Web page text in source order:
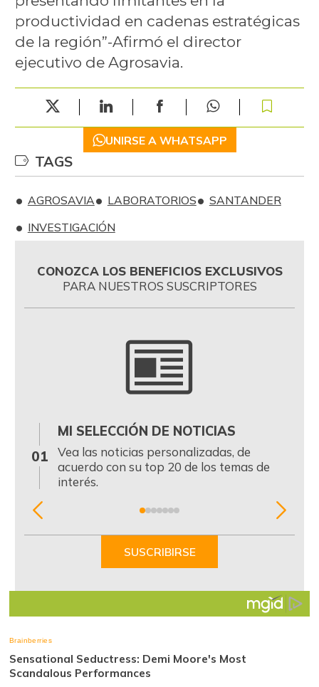
productividad en cadenas estratégicas
de la región”-Afirmó el director
ejecutivo de Agrosavia.
UNIRSE A WHATSAPP
TAGS
AGROSAVIA LABORATORIOS
SANTANDER
INVESTIGACIÓN
CONOZCA LOS BENEFICIOS EXCLUSIVOS
PARA NUESTROS SUSCRIPTORES
01
MI SELECCIÓN DE NOTICIAS
Vea las noticias personalizadas, de
acuerdo con su top 20 de los temas de
interés.
Item
SUSCRIBIRSE